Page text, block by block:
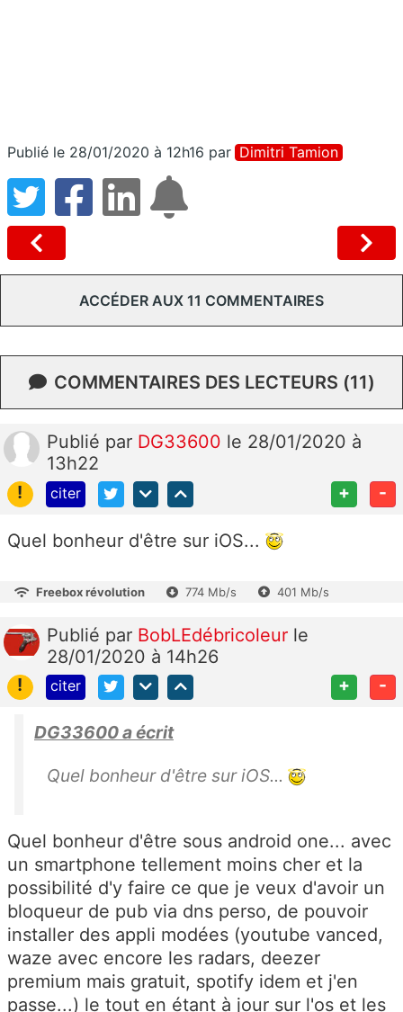
Publié le 28/01/2020 à 12h16 par Dimitri Tamion
ACCÉDER AUX 11 COMMENTAIRES
COMMENTAIRES DES LECTEURS (11)
Publié par DG33600 le 28/01/2020 à
13h22
!
citer + -
Quel bonheur d'être sur iOS...
Freebox révolution 774 Mb/s 401 Mb/s
Publié par BobLEdébricoleur le
28/01/2020 à 14h26
!
citer + -
DG33600 a écrit
Quel bonheur d'être sur iOS...
Quel bonheur d'être sous android one... avec
un smartphone tellement moins cher et la
possibilité d'y faire ce que je veux d'avoir un
bloqueur de pub via dns perso, de pouvoir
installer des appli modées (youtube vanced,
waze avec encore les radars, deezer
premium mais gratuit, spotify idem et j'en
passe...) le tout en étant à jour sur l'os et les